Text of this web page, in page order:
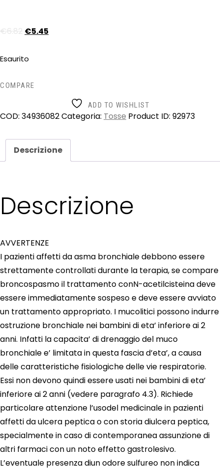
€6.82 €5.45
Esaurito
COMPARE
ADD TO WISHLIST
COD: 34936082Categoria: Tosse Product ID: 92973
Descrizione
Descrizione
AVVERTENZE
I pazienti affetti da asma bronchiale debbono essere
strettamente controllati durante la terapia, se compare
broncospasmo il trattamento conN-acetilcisteina deve
essere immediatamente sospeso e deve essere avviato
un trattamento appropriato. I mucolitici possono indurre
ostruzione bronchiale nei bambini di eta’ inferiore ai 2
anni. Infatti la capacita’ di drenaggio del muco
bronchiale e’ limitata in questa fascia d’eta’, a causa
delle caratteristiche fisiologiche delle vie respiratorie.
Essi non devono quindi essere usati nei bambini di eta’
inferiore ai 2 anni (vedere paragrafo 4.3). Richiede
particolare attenzione l’usodel medicinale in pazienti
affetti da ulcera peptica o con storia diulcera peptica,
specialmente in caso di contemporanea assunzione di
altri farmaci con un noto effetto gastrolesivo.
L’eventuale presenza diun odore sulfureo non indica